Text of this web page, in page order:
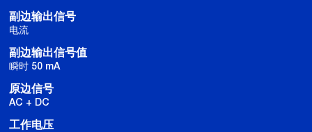
副边输出信号
电流
副边输出信号值
瞬时 50 mA
原边信号
AC + DC
工作电压